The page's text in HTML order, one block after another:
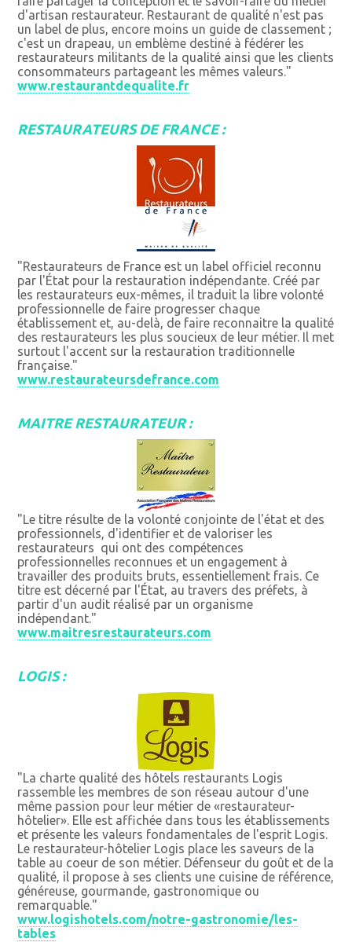
d'artisan restaurateur. Restaurant de qualité n'est pas
un label de plus, encore moins un guide de classement ;
c'est un drapeau, un emblème destiné à fédérer les
restaurateurs militants de la qualité ainsi que les clients
consommateurs partageant les mêmes valeurs."
www.restaurantdequalite.fr
RESTAURATEURS DE FRANCE :
"Restaurateurs de France est un label officiel reconnu
par l'État pour la restauration indépendante. Créé par
les restaurateurs eux-mêmes, il traduit la libre volonté
professionnelle de faire progresser chaque
établissement et, au-delà, de faire reconnaitre la qualité
des restaurateurs les plus soucieux de leur métier. Il met
surtout l'accent sur la restauration traditionnelle
française."
www.restaurateursdefrance.com
MAITRE RESTAURATEUR :
"Le titre résulte de la volonté conjointe de l'état et des
professionnels, d'identifier et de valoriser les
restaurateurs qui ont des compétences
professionnelles reconnues et un engagement à
travailler des produits bruts, essentiellement frais. Ce
titre est décerné par l'État, au travers des préfets, à
partir d'un audit réalisé par un organisme
indépendant."
www.maitresrestaurateurs.com
LOGIS :
"La charte qualité des hôtels restaurants Logis
rassemble les membres de son réseau autour d'une
même passion pour leur métier de «restaurateur-
hôtelier». Elle est affichée dans tous les établissements
et présente les valeurs fondamentales de l'esprit Logis.
Le restaurateur-hôtelier Logis place les saveurs de la
table au coeur de son métier. Défenseur du goût et de la
qualité, il propose à ses clients une cuisine de référence,
généreuse, gourmande, gastronomique ou
remarquable."
www.logishotels.com/notre-gastronomie/les-
tables